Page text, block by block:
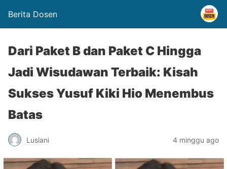
Berita Dosen
Dari Paket B dan Paket C Hingga
Jadi Wisudawan Terbaik: Kisah
Sukses Yusuf Kiki Hio Menembus
Batas
Lusiani 4 minggu ago